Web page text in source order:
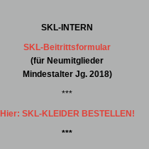
SKL-INTERN
SKL-Beitrittsformular
(für Neumitglieder
Mindestalter Jg. 2018)
***
Hier: SKL-KLEIDER BESTELLEN!
***